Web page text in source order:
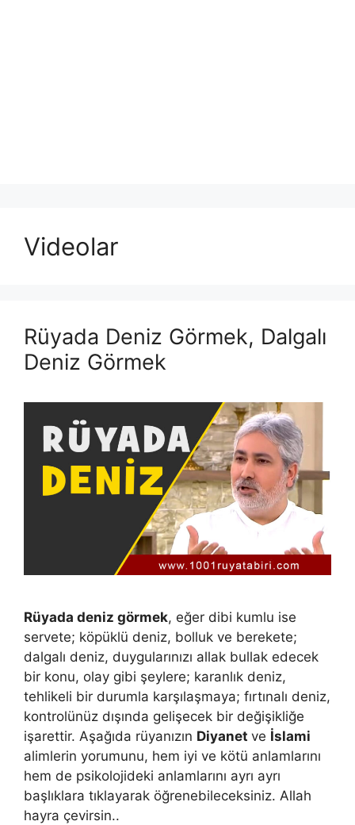
Videolar
Rüyada Deniz Görmek, Dalgalı
Deniz Görmek
Rüyada deniz görmek, eğer dibi kumlu ise
servete; kö­püklü deniz, bolluk ve berekete;
dalgalı deniz, duygularınızı allak bullak edecek
bir konu, olay gibi şeylere; karanlık deniz,
tehlikeli bir durumla karşılaşmaya; fırtınalı deniz,
kontrolünüz dışında gelişecek bir değişikliğe
işarettir. Aşağıda rüyanızın Diyanet ve İslami
alimlerin yorumunu, hem iyi ve kötü anlamlarını
hem de psikolojideki anlamlarını ayrı ayrı
başlıklara tıklayarak öğrenebileceksiniz. Allah
hayra çevirsin..